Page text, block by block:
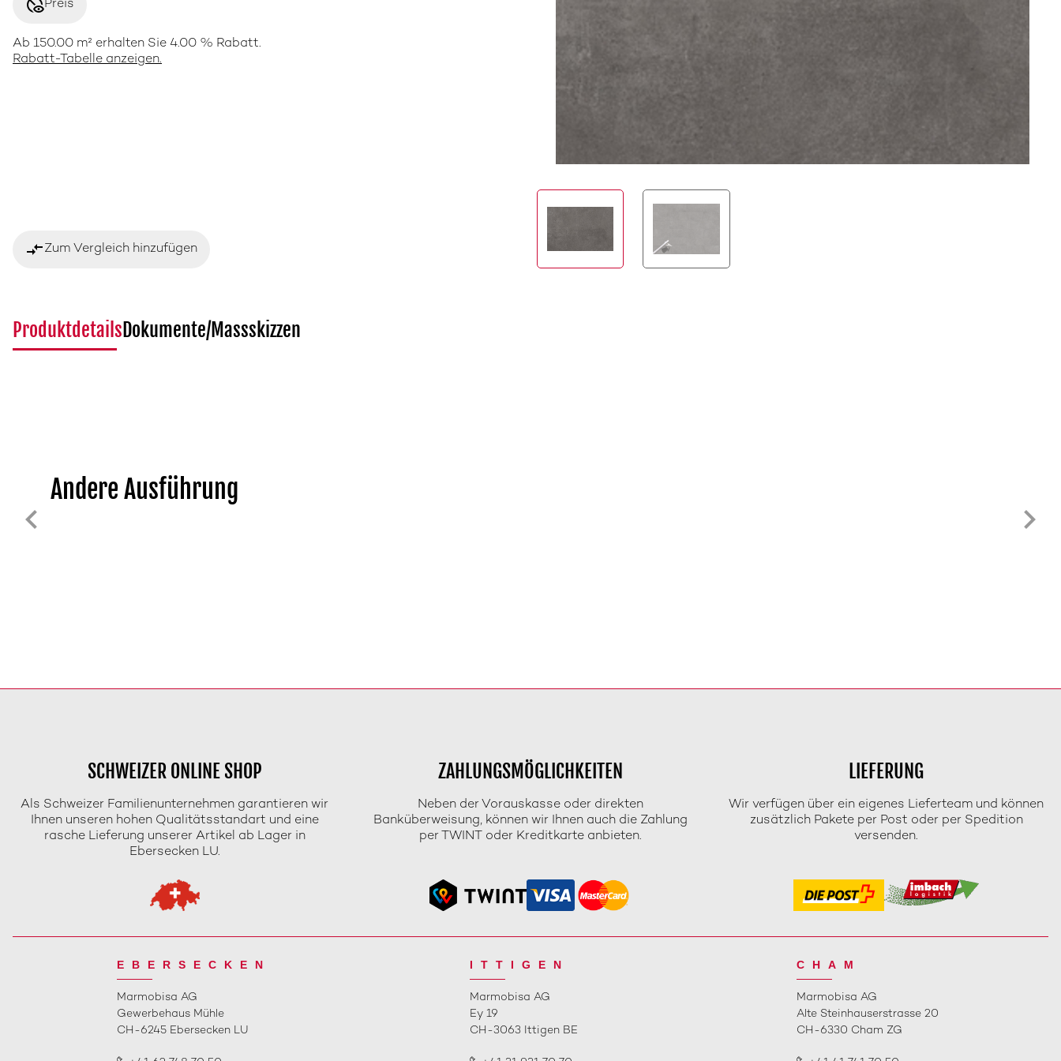
disabled_visiblePreis
Ab 150.00 m² erhalten Sie 4.00 % Rabatt.
Rabatt-Tabelle anzeigen.
compare_arrowsZum Vergleich hinzufügen
ProduktdetailsDokumente/Massskizzen
Andere Ausführung
SCHWEIZER ONLINE SHOP
Als Schweizer Familienunternehmen garantieren wir
Ihnen unseren hohen Qualitätsstandart und eine
rasche Lieferung unserer Artikel ab Lager in
Ebersecken LU.
ZAHLUNGSMÖGLICHKEITEN
Neben der Vorauskasse oder direkten
Banküberweisung, können wir Ihnen auch die Zahlung
per TWINT oder Kreditkarte anbieten.
LIEFERUNG
Wir verfügen über ein eigenes Lieferteam und können
zusätzlich Pakete per Post oder per Spedition
versenden.
EBERSECKEN
Marmobisa AG
Gewerbehaus Mühle
CH-6245 Ebersecken LU
ITTIGEN
Marmobisa AG
Ey 19
CH-3063 Ittigen BE
CHAM
Marmobisa AG
Alte Steinhauserstrasse 20
CH-6330 Cham ZG